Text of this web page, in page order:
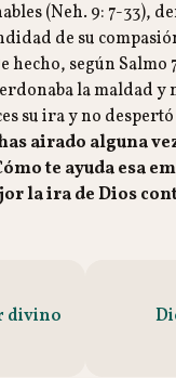
(Neh. 9: 7-33),
de su
según Salmo
la maldad y
su ira y no
airado alguna
te ayuda esa
la ira de Dios
divino